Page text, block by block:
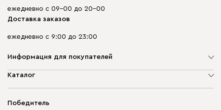
ежедневно с 09-00 до 20-00
Доставка заказов
ежедневно с 9:00 до 23:00
Информация для покупателей
О компании
Гарантия
Каталог
Корпусная мебель
Победитель